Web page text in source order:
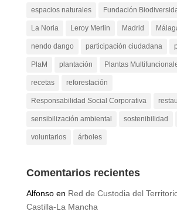
espacios naturales Fundación
La Noria Leroy Merlin Madrid
nendo dango participación ciudadana
PlaM plantación Plantas
recetas reforestación
Responsabilidad Social Corporativa
sensibilización ambiental sostenibilidad
voluntarios árboles
Comentarios recientes
Alfonsoen Red de Custodia del
Castilla-La Mancha